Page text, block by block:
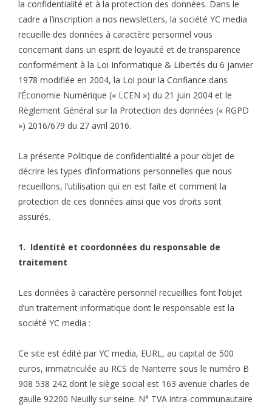
la confidentialité et à la protection des données. Dans le
cadre a l’inscription a nos newsletters, la société YC media
recueille des données à caractère personnel vous
concernant dans un esprit de loyauté et de transparence
conformément à la Loi Informatique & Libertés du 6 janvier
1978 modifiée en 2004, la Loi pour la Confiance dans
l’Économie Numérique (« LCEN ») du 21 juin 2004 et le
Règlement Général sur la Protection des données (« RGPD
») 2016/679 du 27 avril 2016.
La présente Politique de confidentialité a pour objet de
décrire les types d’informations personnelles que nous
recueillons, l’utilisation qui en est faite et comment la
protection de ces données ainsi que vos droits sont
assurés.
1. Identité et coordonnées du responsable de
traitement
Les données à caractère personnel recueillies font l’objet
d’un traitement informatique dont le responsable est la
société YC media :
Ce site est édité par YC media, EURL, au capital de 500
euros, immatriculée au RCS de Nanterre sous le numéro B
908 538 242 dont le siège social est 163 avenue charles de
gaulle 92200 Neuilly sur seine. N° TVA intra-communautaire